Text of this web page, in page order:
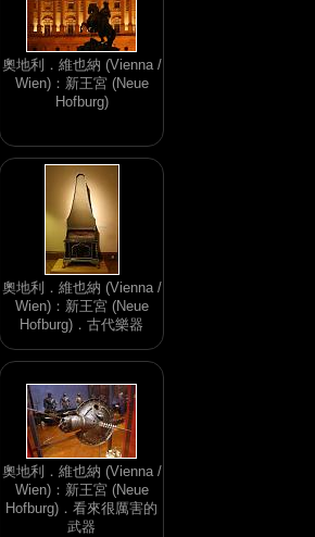
奧地利．維也納 (Vienna /
Wien)：新王宮 (Neue
Hofburg)
奧地利．維也納 (Vienna /
Wien)：新王宮 (Neue
Hofburg)．古代樂器
奧地利．維也納 (Vienna /
Wien)：新王宮 (Neue
Hofburg)．看來很厲害的
武器